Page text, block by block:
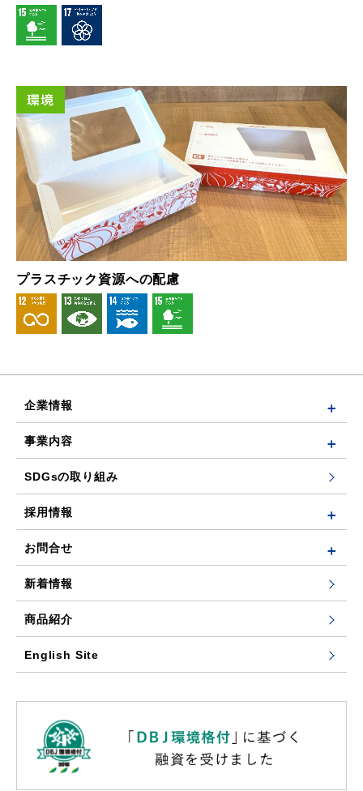
環境
プラスチック資源への配慮
企業情報
事業内容
SDGsの取り組み
採用情報
お問合せ
新着情報
商品紹介
English Site